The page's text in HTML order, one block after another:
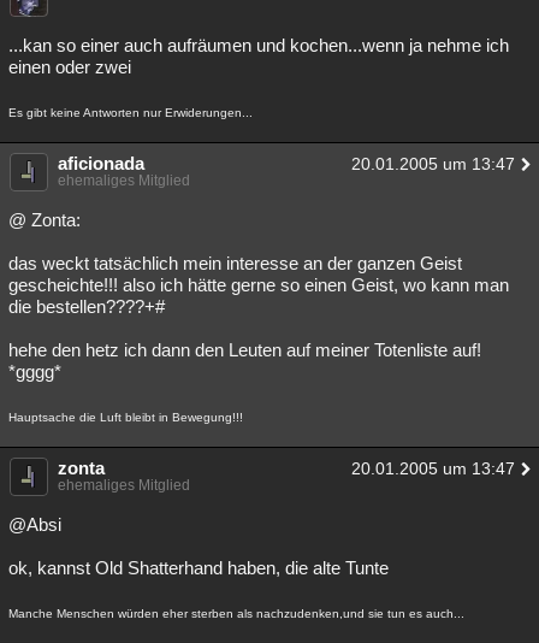
...kan so einer auch aufräumen und kochen...wenn ja nehme ich
einen oder zwei
Es gibt keine Antworten nur Erwiderungen...
aficionada 20.01.2005 um 13:47
ehemaliges Mitglied
@ Zonta:
das weckt tatsächlich mein interesse an der ganzen Geist
gescheichte!!! also ich hätte gerne so einen Geist, wo kann man
die bestellen????+#
hehe den hetz ich dann den Leuten auf meiner Totenliste auf!
*gggg*
Hauptsache die Luft bleibt in Bewegung!!!
zonta 20.01.2005 um 13:47
ehemaliges Mitglied
@Absi
ok, kannst Old Shatterhand haben, die alte Tunte
Manche Menschen würden eher sterben als nachzudenken,und sie tun es auch...